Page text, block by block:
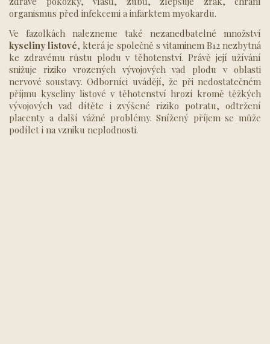
organismus před infekcemi a infarktem myokardu.
Ve fazolkách nalezneme také nezanedbatelné množství
kyseliny listové, která je společně s vitaminem B12 nezbytná
ke zdravému růstu plodu v těhotenství. Právě její užívání
snižuje riziko vrozených vývojových vad plodu v oblasti
nervové soustavy. Odborníci uvádějí, že při nedostatečném
příjmu kyseliny listové v těhotenství hrozí kromě těžkých
vývojových vad dítěte i zvýšené riziko potratu, odtržení
placenty a další vážné problémy. Snížený příjem se může
podílet i na vzniku neplodnosti.